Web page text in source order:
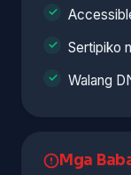
Sertipiko
Walang
Mga